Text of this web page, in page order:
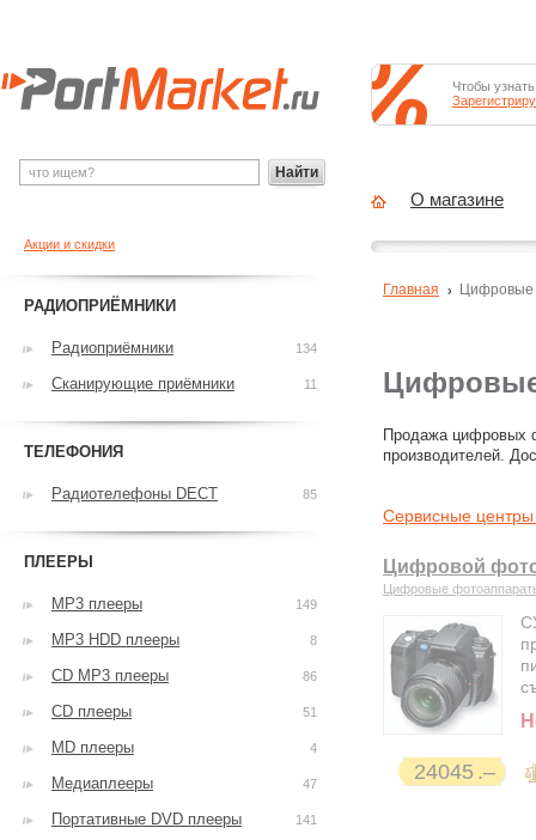
Продажа цифровых
производителей.
Сервисные
Цифровой
Цифровые
24045
Главная Цифровые
Акции и скидки
РАДИОПРИЁМНИКИ
Радиоприёмники 134
Сканирующие приёмники 11
ТЕЛЕФОНИЯ
Радиотелефоны DECT 85
ПЛЕЕРЫ
MP3 плееры 149
MP3 HDD плееры 8
CD MP3 плееры 86
CD плееры 51
MD плееры 4
Медиаплееры 47
Портативные DVD плееры 141
Найти
Чтобы
О магазине